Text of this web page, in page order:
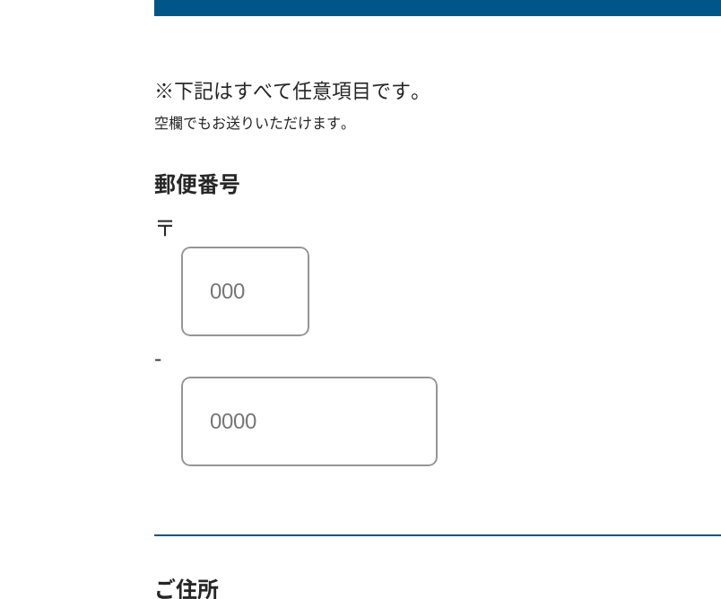
※下記はすべて任意項目です。
空欄でもお送りいただけます。
郵便番号
〒
-
ご住所